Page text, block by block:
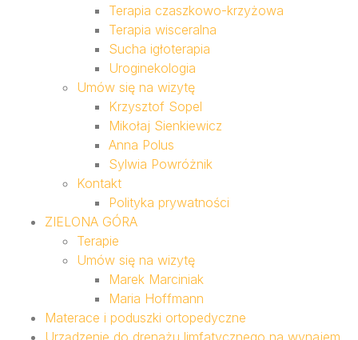
Terapia czaszkowo-krzyżowa
Terapia wisceralna
Sucha igłoterapia
Uroginekologia
Umów się na wizytę
Krzysztof Sopel
Mikołaj Sienkiewicz
Anna Polus
Sylwia Powróżnik
Kontakt
Polityka prywatności
ZIELONA GÓRA
Terapie
Umów się na wizytę
Marek Marciniak
Maria Hoffmann
Materace i poduszki ortopedyczne
Urządzenie do drenażu limfatycznego na wynajem